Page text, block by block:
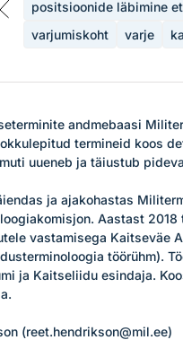
positsioonide läbimine
varjumiskoht
varje
andmebaasi
termineid koos
uueneb ja täiustub
ja ajakohastas
Aastast
vastamisega Kaitseväe
töörühm).
ja Kaitseliidu esindaja.
(reet.hendrikson@mil.ee)